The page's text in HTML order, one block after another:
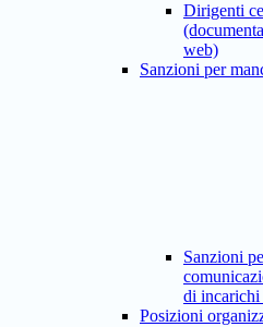
Dirigenti
web)
Sanzioni per
Sanzioni
di
Posizioni